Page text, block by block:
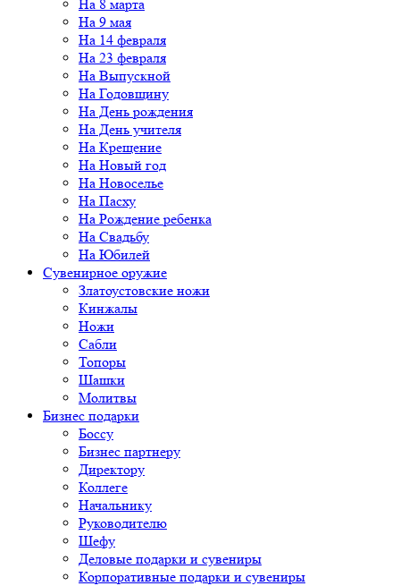
На 8 марта
На 9 мая
На 14 февраля
На 23 февраля
На Выпускной
На Годовщину
На День рождения
На День учителя
На Крещение
На Новый год
На Новоселье
На Пасху
На Рождение ребенка
На Свадьбу
На Юбилей
Сувенирное оружие
Златоустовские ножи
Кинжалы
Ножи
Сабли
Топоры
Шашки
Молитвы
Бизнес подарки
Боссу
Бизнес партнеру
Директору
Коллеге
Начальнику
Руководителю
Шефу
Деловые подарки и сувениры
Корпоративные подарки и сувениры